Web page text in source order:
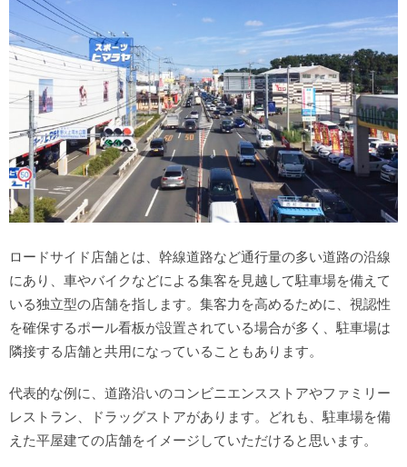
ロードサイド店舗とは、幹線道路など通行量の多い道路の沿線
にあり、車やバイクなどによる集客を見越して駐車場を備えて
いる独立型の店舗を指します。集客力を高めるために、視認性
を確保するポール看板が設置されている場合が多く、駐車場は
隣接する店舗と共用になっていることもあります。
代表的な例に、道路沿いのコンビニエンスストアやファミリー
レストラン、ドラッグストアがあります。どれも、駐車場を備
えた平屋建ての店舗をイメージしていただけると思います。